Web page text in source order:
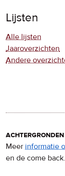
Lijsten
Alle lijsten
Jaaroverzichten
Andere
achtergronden
Meer informatie
en de come back.